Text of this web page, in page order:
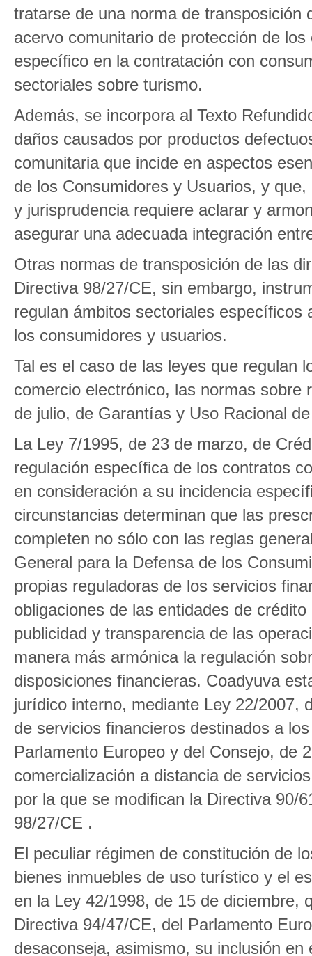
tratarse de una norma de transposición
acervo comunitario de protección de
específico en la contratación con
sectoriales sobre turismo.
Además, se incorpora al Texto
daños causados por productos
comunitaria que incide en aspectos
de los Consumidores y Usuarios, y
y jurisprudencia requiere aclarar y
asegurar una adecuada integración
Otras normas de transposición de las
Directiva 98/27/CE, sin embargo,
regulan ámbitos sectoriales específicos
los consumidores y usuarios.
Tal es el caso de las leyes que regulan
comercio electrónico, las normas sobre
de julio, de Garantías y Uso Racional
La Ley 7/1995, de 23 de marzo, de
regulación específica de los contratos
en consideración a su incidencia
circunstancias determinan que las
completen no sólo con las reglas
General para la Defensa de los
propias reguladoras de los servicios
obligaciones de las entidades de
publicidad y transparencia de las
manera más armónica la regulación
disposiciones financieras. Coadyuva
jurídico interno, mediante Ley 22/2007,
de servicios financieros destinados a
Parlamento Europeo y del Consejo, de
comercialización a distancia de
por la que se modifican la Directiva 90/
98/27/CE .
El peculiar régimen de constitución de
bienes inmuebles de uso turístico y el
en la Ley 42/1998, de 15 de diciembre,
Directiva 94/47/CE, del Parlamento
desaconseja, asimismo, su inclusión